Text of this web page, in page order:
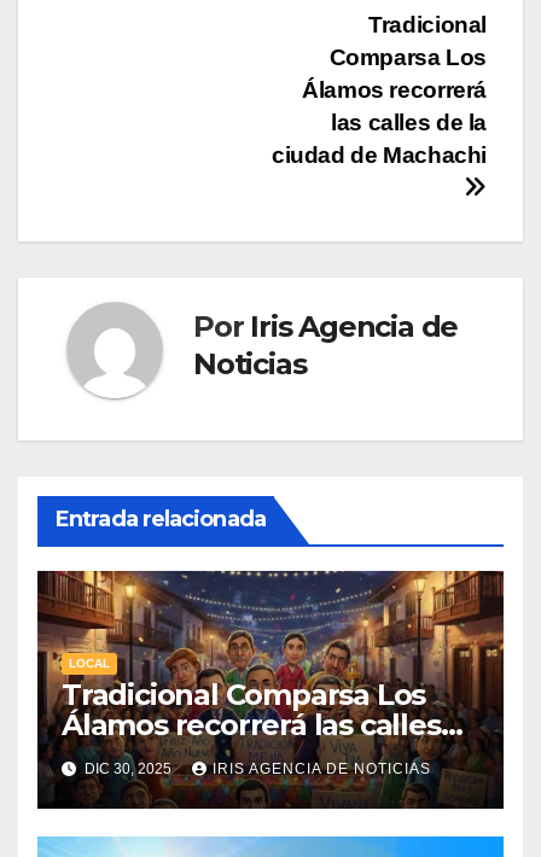
Tradicional
Comparsa Los
Álamos recorrerá
las calles de la
ciudad de Machachi
Por Iris Agencia de
Noticias
Entrada relacionada
LOCAL
Tradicional Comparsa Los
Álamos recorrerá las calles
de la ciudad de Machachi
DIC 30, 2025 IRIS AGENCIA DE NOTICIAS